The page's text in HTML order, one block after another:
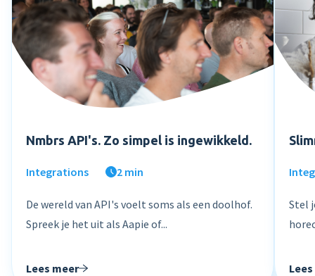
Nmbrs API's. Zo simpel is ingewikkeld.
Integrations 2 min
De wereld van API's voelt soms als een doolhof.
Spreek je het uit als Aapie of...
Lees meer
Stel